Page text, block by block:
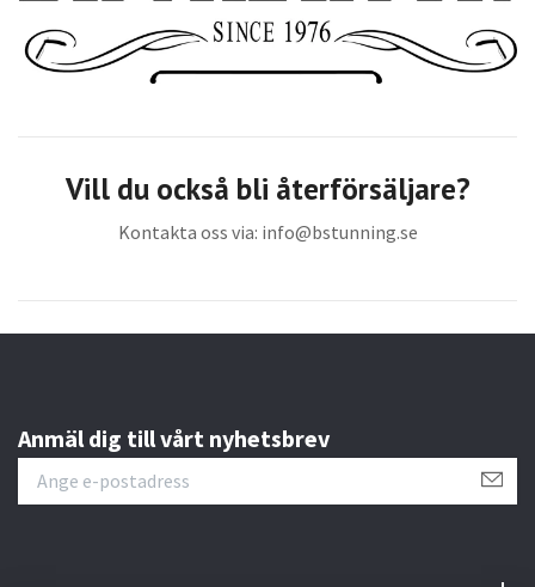
Vill du också bli återförsäljare?
Kontakta oss via: info@bstunning.se
Anmäl dig till vårt nyhetsbrev